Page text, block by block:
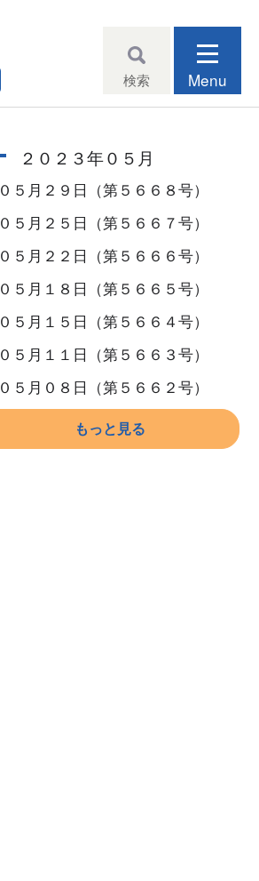
Menu
検索
２０２３年０５月
０５月２９日（第５６６８号）
０５月２５日（第５６６７号）
０５月２２日（第５６６６号）
０５月１８日（第５６６５号）
０５月１５日（第５６６４号）
０５月１１日（第５６６３号）
０５月０８日（第５６６２号）
もっと見る